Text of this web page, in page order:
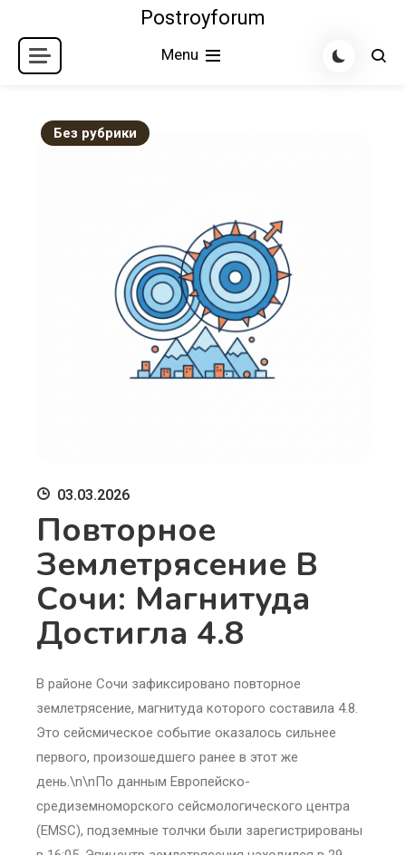
content
Postroyforum
Menu
Без рубрики
03.03.2026
Повторное
Землетрясение В
Сочи: Магнитуда
Достигла 4.8
В районе Сочи зафиксировано повторное
землетрясение, магнитуда которого составила 4.8.
Это сейсмическое событие оказалось сильнее
первого, произошедшего ранее в этот же
день.\n\nПо данным Европейско-
средиземноморского сейсмологического центра
(EMSC), подземные толчки были зарегистрированы